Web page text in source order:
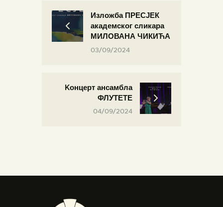
Изложба ПРЕСЈЕК
академског сликара
МИЛОВАНА ЧИКИЋА
03/09/2024
Kонцерт ансамбла
ФЛУТЕТЕ
04/09/2024